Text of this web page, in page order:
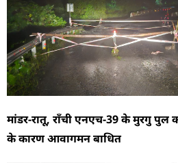
मांडर-रातू, राँची एनएच-39 के मुरगु पुल
के कारण आवागमन बाधित